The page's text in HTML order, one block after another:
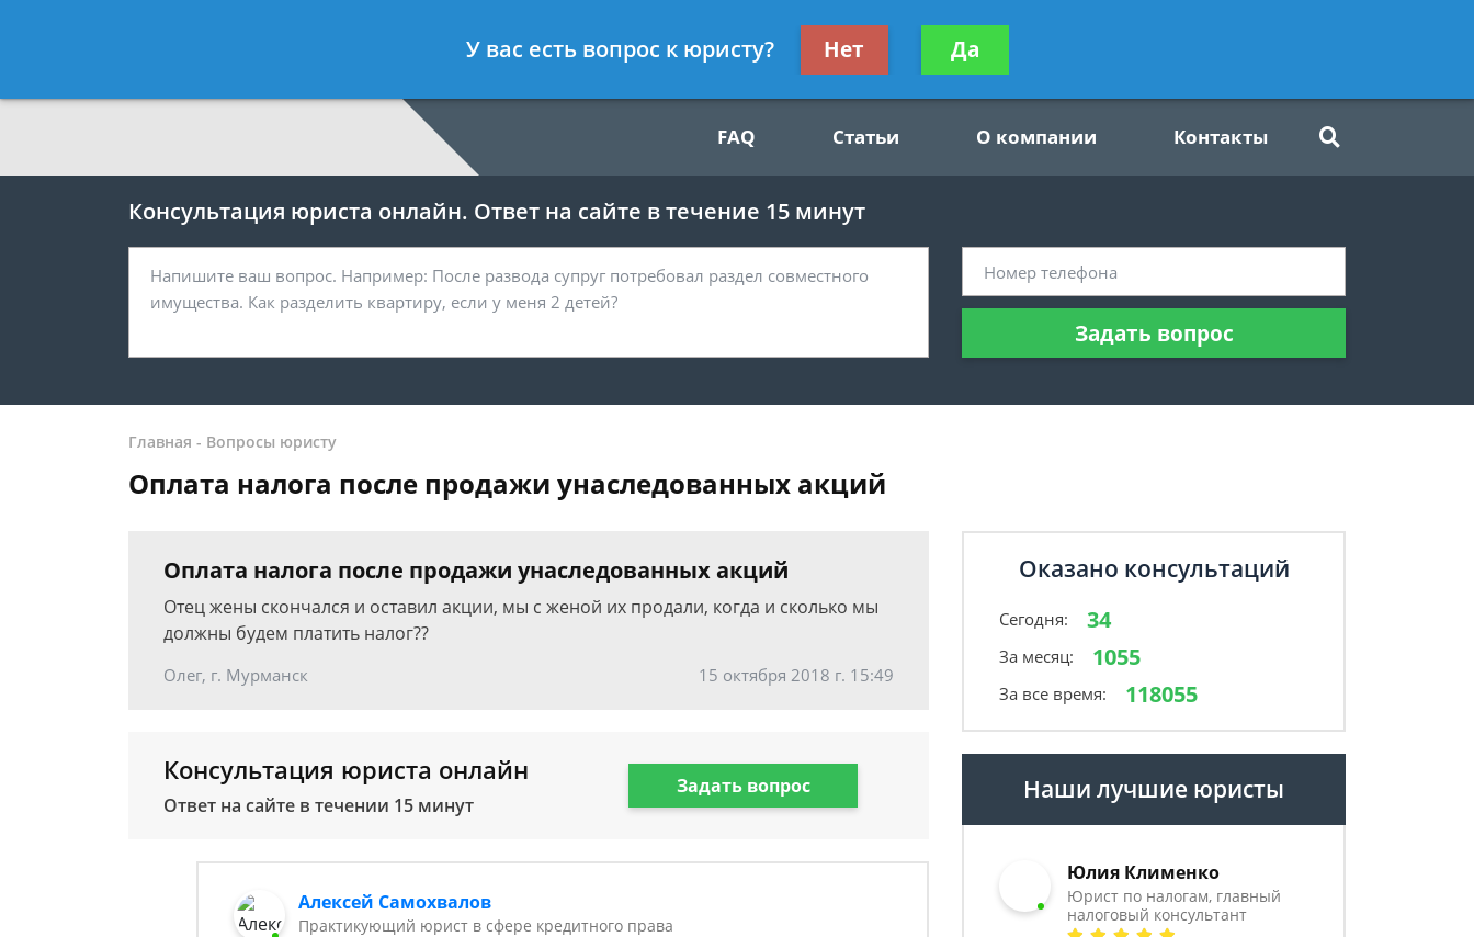
7 812 467-38-49
Получите консультацию
бесплатно
FAQ Статьи О компании Контакты
Консультация юриста онлайн. Ответ на сайте в течение 15 минут
Задать вопрос
Главная - Вопросы юристу
Оплата налога после продажи унаследованных акций
Оплата налога после продажи унаследованных акций
Отец жены скончался и оставил акции, мы с женой их продали, когда и сколько мы
должны будем платить налог??
Олег, г. Мурманск 15 октября 2018 г. 15:49
Консультация юриста онлайн
Ответ на сайте в течении 15 минут
Задать вопрос
Алексей Самохвалов
Практикующий юрист в сфере кредитного права
Оказано консультаций
Сегодня: 34
За месяц: 1055
За все время: 118055
Наши лучшие юристы
Юлия Клименко
Юрист по налогам, главный
налоговый консультант
У вас есть вопрос к юристу? Нет Да